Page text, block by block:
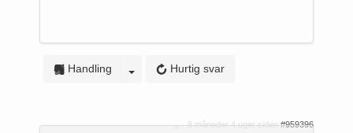
Hurtig svar
Handling
8 måneder 4 uger siden #959396